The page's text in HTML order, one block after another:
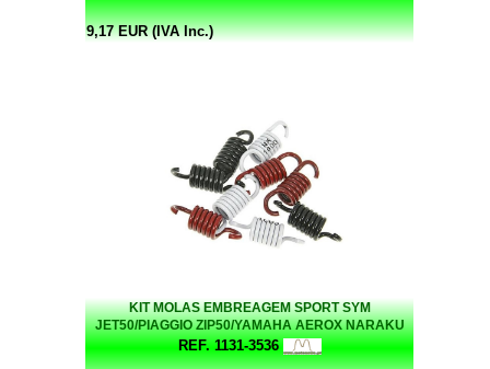
9,17 EUR (IVA Inc.)
KIT MOLAS EMBREAGEM SPORT SYM
JET50/PIAGGIO ZIP50/YAMAHA AEROX NARAKU
REF. 1131-3536